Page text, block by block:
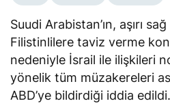
Suudi Arabistan’ın, aşırı
Filistinlilere taviz verme
nedeniyle İsrail ile ilişkileri
yönelik tüm müzakereleri
ABD’ye bildirdiği iddia edildi.